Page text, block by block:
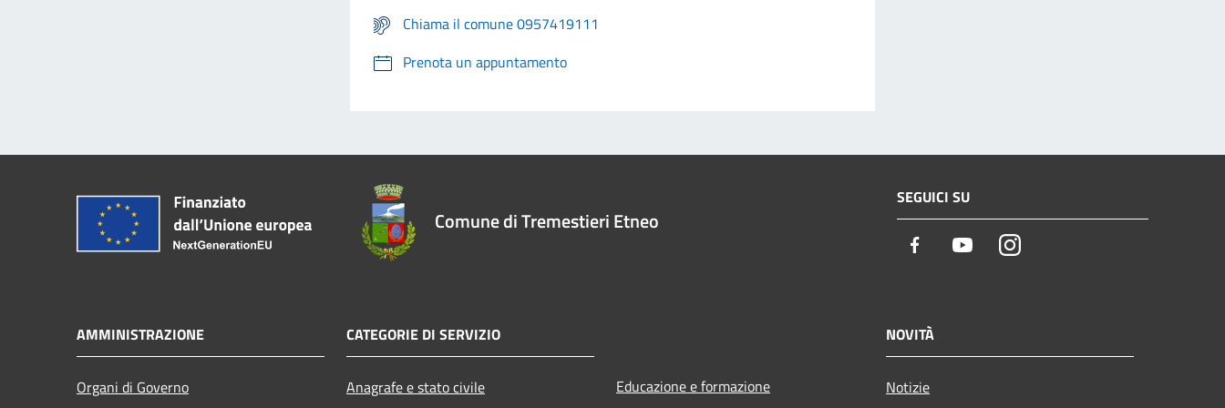
Chiama il comune 0957419111
Prenota un appuntamento
Comune di Tremestieri Etneo
SEGUICI SU
Facebook YoutubeInstagram
AMMINISTRAZIONE
Organi di Governo
CATEGORIE DI SERVIZIO
Anagrafe e stato civile
Educazione e formazione
NOVITÀ
Notizie